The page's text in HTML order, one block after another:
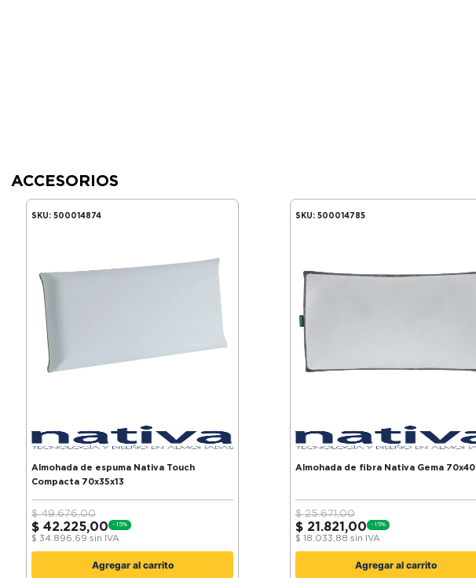
ACCESORIOS
SKU:500014874
Almohada de espuma Nativa Touch
Compacta 70x35x13
$49.676,00
$42.225,00 -15%
$34.896,69 sin IVA
Agregar al carrito
SKU: 500014785
Almohada de fibra Nativa Gema 70x40
$25.671,00
$ 21.821,00 - 15%
$ 18.033,88 sin IVA
Agregar al carrito